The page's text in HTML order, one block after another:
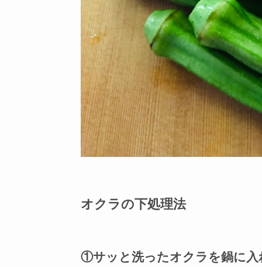
オクラの下処理法
①サッと洗ったオクラを鍋に